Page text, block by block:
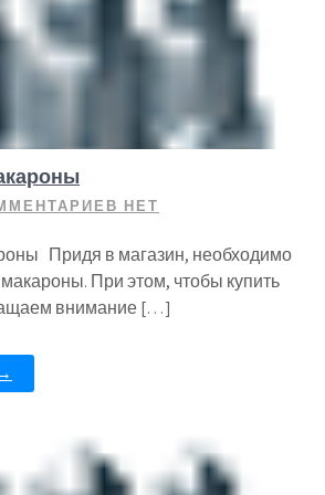
НЕТ
Придя в магазин, необходимо
При этом, чтобы купить
внимание […]